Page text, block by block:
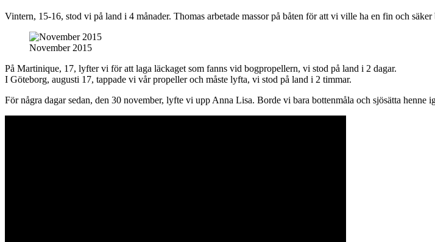
Vintern, 15-16, stod vi på land i 4 månader. Thomas arbetade massor på båten för att vi ville ha en fin och säker
November 2015
På Martinique, 17, lyfter vi för att laga läckaget som fanns vid bogpropellern, vi stod på land i 2 dagar.
I Göteborg, augusti 17, tappade vi vår propeller och måste lyfta, vi stod på land i 2 timmar.
För några dagar sedan, den 30 november, lyfte vi upp Anna Lisa. Borde vi bara bottenmåla och sjösätta henne